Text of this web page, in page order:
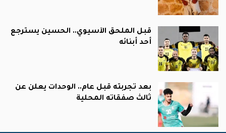
قبل الملحق الآسيوي.. الحسين يسترجع
أحد أبنائه
بعد تجربته قبل عام.. الوحدات يعلن عن
ثالث صفقاته المحلية